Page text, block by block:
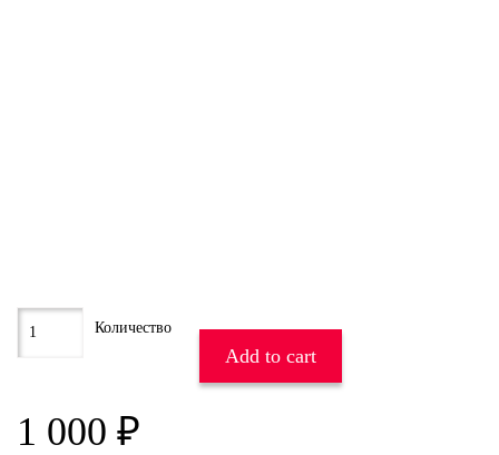
1 000 ₽
Add to cart